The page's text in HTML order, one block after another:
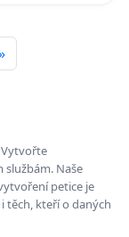
Naše
petice je
těch, kteří o daných